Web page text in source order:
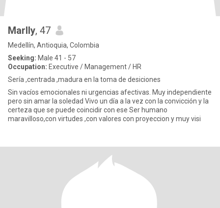
Marlly, 47
Medellín, Antioquia, Colombia
Seeking: Male 41 - 57
Occupation: Executive / Management / HR
Sería ,centrada ,madura en la toma de desiciones
Sin vacíos emocionales ni urgencias afectivas. Muy independiente
pero sin amar la soledad Vivo un día a la vez con la convicción y la
certeza que se puede coincidir con ese Ser humano
maravilloso,con virtudes ,con valores con proyeccion y muy visi